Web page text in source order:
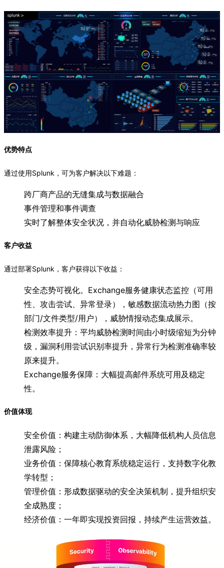
优势特点
通过使用Splunk，可为客户解决以下难题：
跨厂商产品的无缝集成与数据融合
事件管理和事件调查
实时了解整体安全状况，并自动化威胁检测与响应
客户收益
通过部署Splunk，客户获得以下收益：
安全态势可视化。Exchange服务健康状态监控（可用
性、攻击尝试、异常登录），敏感数据流动热力图（按
部门/文件类型/用户），威胁情报动态集成展示。
检测效率提升：平均威胁检测时间由小时级缩短为分钟
级，漏洞利用尝试识别率提升，异常行为检测准确率较
原来提升。
Exchange服务保障：大幅提高邮件系统可用及稳定
性。
价值体现
安全价值：构建主动防御体系，大幅降低机构人员信息
泄露风险；
业务价值：保障核心教育系统稳定运行，支持数字化教
学转型；
管理价值：形成数据驱动的安全决策机制，提升组织安
全成熟度；
经济价值：一年即实现投资回报，持续产生运营效益。